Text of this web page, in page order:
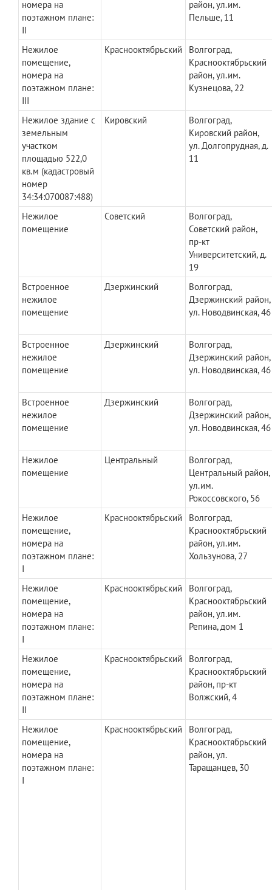
номера на
поэтажном плане:
II
район, ул.им.
Пельше, 11
Нежилое
помещение,
номера на
поэтажном плане:
III
Краснооктябрьский
Волгоград,
Краснооктябрьский
район, ул.им.
Кузнецова, 22
Нежилое здание с
земельным
участком
площадью 522,0
кв.м (кадастровый
номер
34:34:070087:488)
Кировский
Волгоград,
Кировский район,
ул. Долгопрудная, д.
11
Нежилое
помещение
Советский
Волгоград,
Советский район,
пр-кт
Университетский, д.
19
Встроенное
нежилое
помещение
Дзержинский
Волгоград,
Дзержинский район,
ул. Новодвинская, 46
Встроенное
нежилое
помещение
Дзержинский
Волгоград,
Дзержинский район,
ул. Новодвинская, 46
Встроенное
нежилое
помещение
Дзержинский
Волгоград,
Дзержинский район,
ул. Новодвинская, 46
Нежилое
помещение
Центральный
Волгоград,
Центральный район,
ул.им.
Рокоссовского, 56
Нежилое
помещение,
номера на
поэтажном плане:
I
Краснооктябрьский
Волгоград,
Краснооктябрьский
район, ул.им.
Хользунова, 27
Нежилое
помещение,
номера на
поэтажном плане:
I
Краснооктябрьский
Волгоград,
Краснооктябрьский
район, ул.им.
Репина, дом 1
Нежилое
помещение,
номера на
поэтажном плане:
II
Краснооктябрьский
Волгоград,
Краснооктябрьский
район, пр-кт
Волжский, 4
Нежилое
помещение,
номера на
поэтажном плане:
I
Краснооктябрьский
Волгоград,
Краснооктябрьский
район, ул.
Таращанцев, 30